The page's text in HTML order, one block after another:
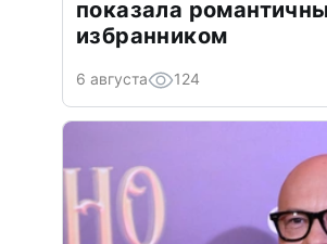
показала
избранником
6 августа 124